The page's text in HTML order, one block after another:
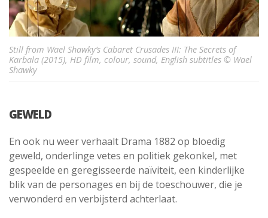
Still from Wael Shawky’s Cabaret Crusades III: The Secrets of
Karbala (2015), HD film, colour, sound, English subtitles © Wael
Shawky
GEWELD
En ook nu weer verhaalt Drama 1882 op bloedig
geweld, onderlinge vetes en politiek gekonkel, met
gespeelde en geregisseerde naïviteit, een kinderlijke
blik van de personages en bij de toeschouwer, die je
verwonderd en verbijsterd achterlaat.